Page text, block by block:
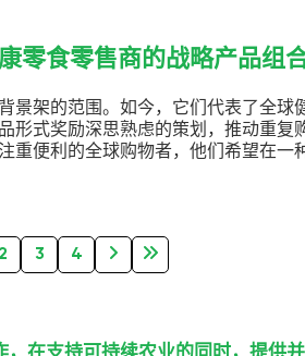
零食零售商的战略产品组
景架的范围。如今，它们代表了全球
形式奖励深思熟虑的策划，推动重复
重便利的全球购物者，他们希望在一
2 3 4